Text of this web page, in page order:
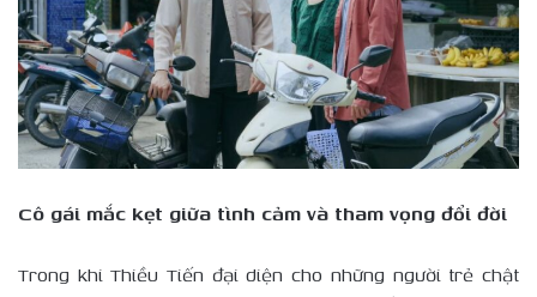
Cô gái mắc kẹt giữa tình cảm và tham vọng đổi đời
Trong khi Thiều Tiến đại diện cho những người trẻ chật